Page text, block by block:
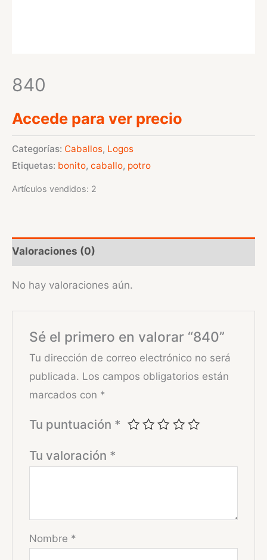
840
Accede para ver precio
Categorías: Caballos, Logos
Etiquetas: bonito, caballo, potro
Artículos vendidos: 2
Valoraciones (0)
No hay valoraciones aún.
Sé el primero en valorar “840”
Tu dirección de correo electrónico no será
publicada. Los campos obligatorios están
marcados con *
Tu puntuación *
Tu valoración *
Nombre *